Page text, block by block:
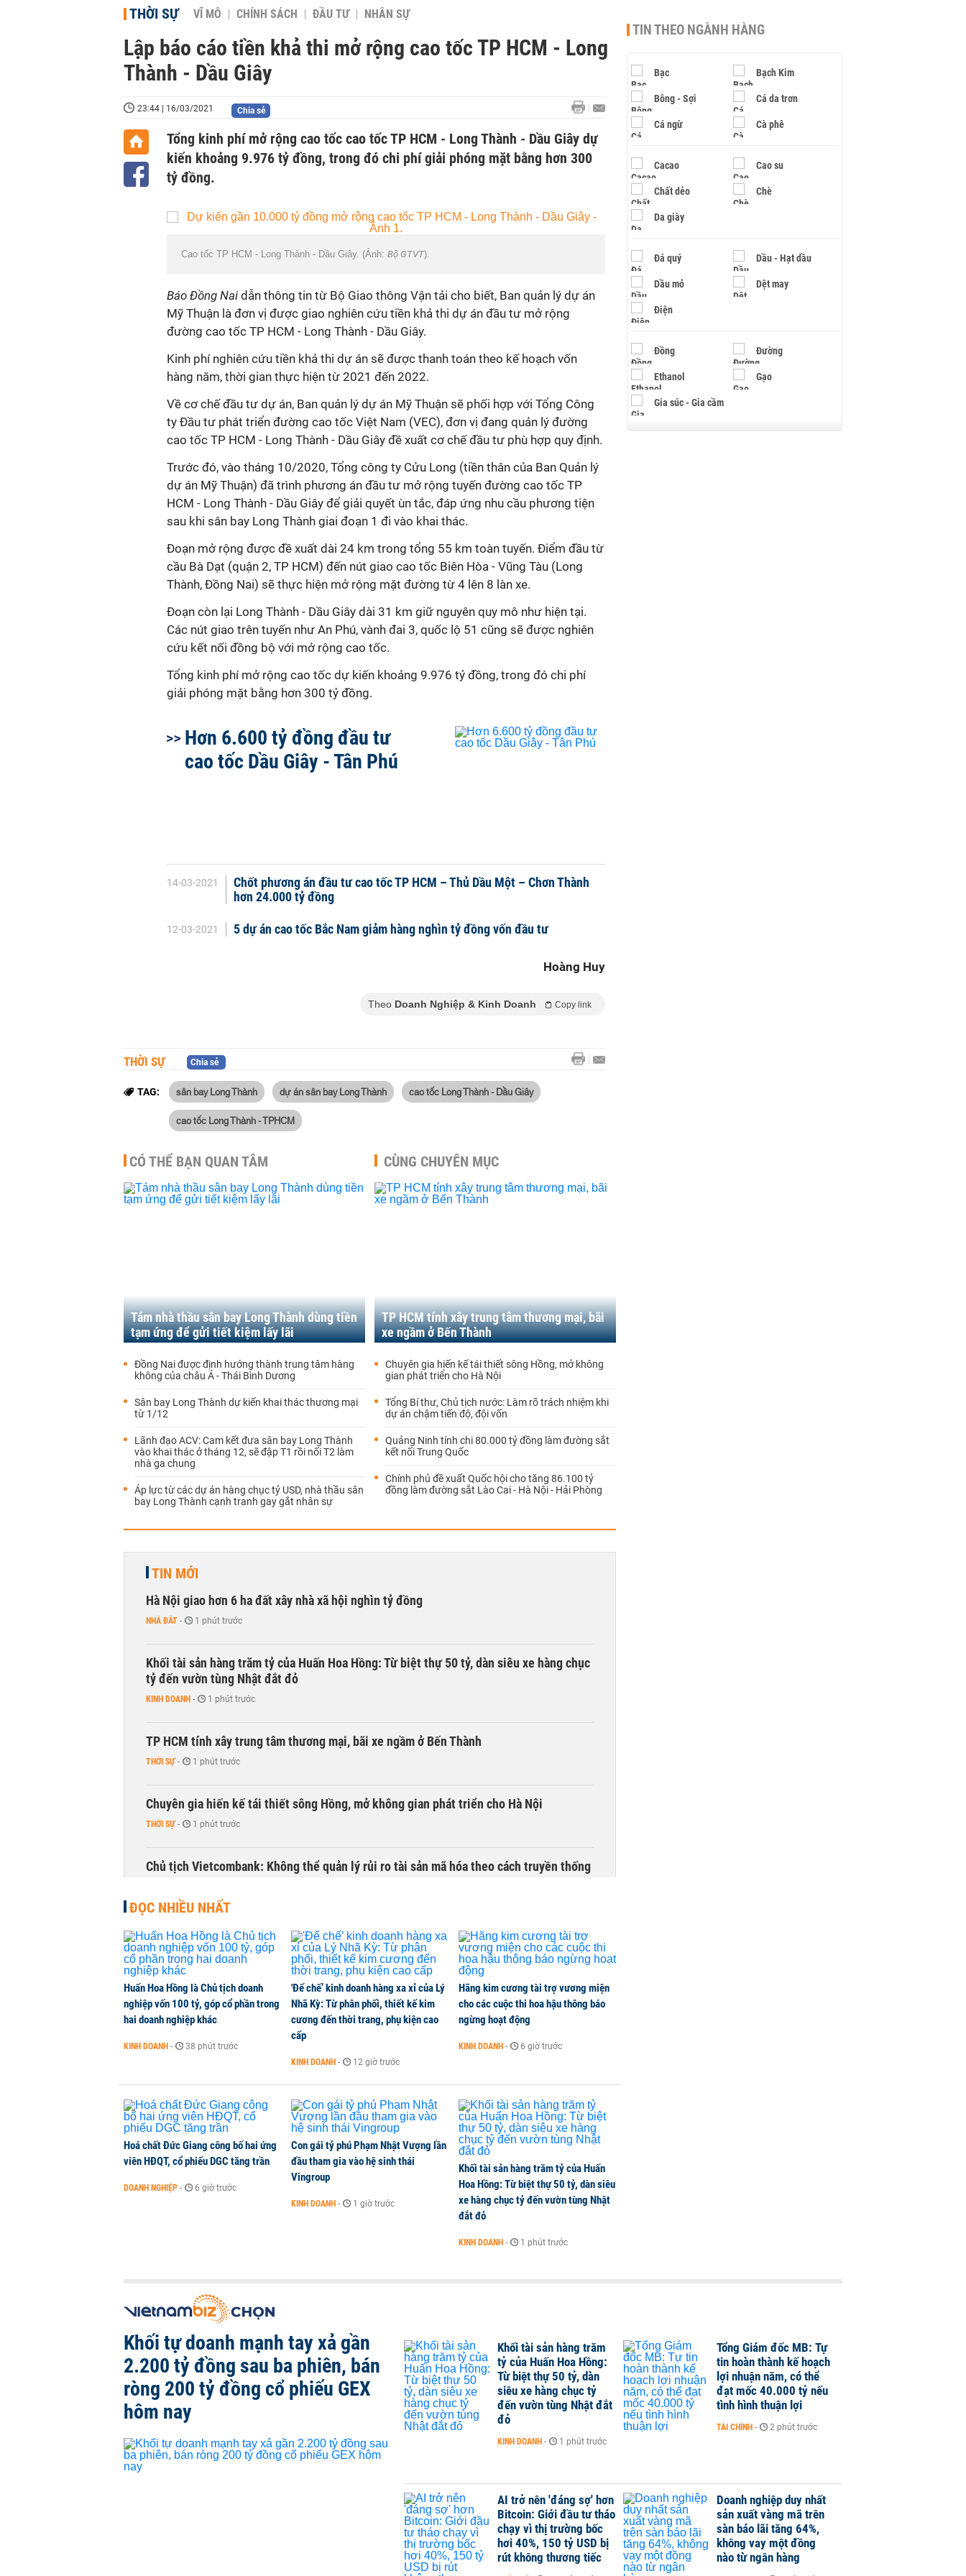
THỜI SỰ VĨ MÔ CHÍNH SÁCH ĐẦU TƯ NHÂN SỰ
Lập báo cáo tiền khả thi mở rộng cao tốc TP HCM - Long
Thành - Dầu Giây
23:44 | 16/03/2021 Chia sẻ
Tổng kinh phí mở rộng cao tốc cao tốc TP HCM - Long Thành - Dầu Giây dự
kiến khoảng 9.976 tỷ đồng, trong đó chi phí giải phóng mặt bằng hơn 300
tỷ đồng.
Cao tốc TP HCM - Long Thành - Dầu Giây. (Ảnh: Bộ GTVT).
Báo Đồng Nai dẫn thông tin từ Bộ Giao thông Vận tải cho biết, Ban quản lý dự án
Mỹ Thuận là đơn vị được giao nghiên cứu tiền khả thi dự án đầu tư mở rộng
đường cao tốc TP HCM - Long Thành - Dầu Giây.
Kinh phí nghiên cứu tiền khả thi dự án sẽ được thanh toán theo kế hoạch vốn
hàng năm, thời gian thực hiện từ 2021 đến 2022.
Về cơ chế đầu tư dự án, Ban quản lý dự án Mỹ Thuận sẽ phối hợp với Tổng Công
ty Đầu tư phát triển đường cao tốc Việt Nam (VEC), đơn vị đang quản lý đường
cao tốc TP HCM - Long Thành - Dầu Giây đề xuất cơ chế đầu tư phù hợp quy định.
Trước đó, vào tháng 10/2020, Tổng công ty Cửu Long (tiền thân của Ban Quản lý
dự án Mỹ Thuận) đã trình phương án đầu tư mở rộng tuyến đường cao tốc TP
HCM - Long Thành - Dầu Giây để giải quyết ùn tắc, đáp ứng nhu cầu phương tiện
sau khi sân bay Long Thành giai đoạn 1 đi vào khai thác.
Đoạn mở rộng được đề xuất dài 24 km trong tổng 55 km toàn tuyến. Điểm đầu từ
cầu Bà Dạt (quận 2, TP HCM) đến nút giao cao tốc Biên Hòa - Vũng Tàu (Long
Thành, Đồng Nai) sẽ thực hiện mở rộng mặt đường từ 4 lên 8 làn xe.
Đoạn còn lại Long Thành - Dầu Giây dài 31 km giữ nguyên quy mô như hiện tại.
Các nút giao trên tuyến như An Phú, vành đai 3, quốc lộ 51 cũng sẽ được nghiên
cứu kết nối đồng bộ với mở rộng cao tốc.
Tổng kinh phí mở rộng cao tốc dự kiến khoảng 9.976 tỷ đồng, trong đó chi phí
giải phóng mặt bằng hơn 300 tỷ đồng.
Hơn 6.600 tỷ đồng đầu tư
cao tốc Dầu Giây - Tân Phú
14-03-2021
Chốt phương án đầu tư cao tốc TP HCM – Thủ Dầu Một – Chơn Thành
hơn 24.000 tỷ đồng
12-03-2021 5 dự án cao tốc Bắc Nam giảm hàng nghìn tỷ đồng vốn đầu tư
Hoàng Huy
Theo Doanh Nghiệp & Kinh Doanh Copy link
THỜI SỰ Chia sẻ
TAG: sân bay Long Thành dự án sân bay Long Thành cao tốc Long Thành - Dầu Giây
cao tốc Long Thành - TPHCM
CÓ THỂ BẠN QUAN TÂM
Tám nhà thầu sân bay Long Thành dùng tiền
tạm ứng để gửi tiết kiệm lấy lãi
Đồng Nai được định hướng thành trung tâm hàng
không của châu Á - Thái Bình Dương
Sân bay Long Thành dự kiến khai thác thương mại
từ 1/12
Lãnh đạo ACV: Cam kết đưa sân bay Long Thành
vào khai thác ở tháng 12, sẽ đập T1 rồi nối T2 làm
nhà ga chung
Áp lực từ các dự án hàng chục tỷ USD, nhà thầu sân
bay Long Thành cạnh tranh gay gắt nhân sự
CÙNG CHUYÊN MỤC
TP HCM tính xây trung tâm thương mại, bãi
xe ngầm ở Bến Thành
Chuyên gia hiến kế tái thiết sông Hồng, mở không
gian phát triển cho Hà Nội
Tổng Bí thư, Chủ tịch nước: Làm rõ trách nhiệm khi
dự án chậm tiến độ, đội vốn
Quảng Ninh tính chi 80.000 tỷ đồng làm đường sắt
kết nối Trung Quốc
Chính phủ đề xuất Quốc hội cho tăng 86.100 tỷ
đồng làm đường sắt Lào Cai - Hà Nội - Hải Phòng
TIN MỚI
Hà Nội giao hơn 6 ha đất xây nhà xã hội nghìn tỷ đồng
NHÀ ĐẤT - 1 phút trước
Khối tài sản hàng trăm tỷ của Huấn Hoa Hồng: Từ biệt thự 50 tỷ, dàn siêu xe hàng chục
tỷ đến vườn tùng Nhật đắt đỏ
KINH DOANH - 1 phút trước
TP HCM tính xây trung tâm thương mại, bãi xe ngầm ở Bến Thành
THỜI SỰ - 1 phút trước
Chuyên gia hiến kế tái thiết sông Hồng, mở không gian phát triển cho Hà Nội
THỜI SỰ - 1 phút trước
Chủ tịch Vietcombank: Không thể quản lý rủi ro tài sản mã hóa theo cách truyền thống
ĐỌC NHIỀU NHẤT
Huấn Hoa Hồng là Chủ tịch doanh
nghiệp vốn 100 tỷ, góp cổ phần trong
hai doanh nghiệp khác
KINH DOANH - 38 phút trước
'Đế chế’ kinh doanh hàng xa xỉ của Lý
Nhã Kỳ: Từ phân phối, thiết kế kim
cương đến thời trang, phụ kiện cao
cấp
KINH DOANH - 12 giờ trước
Hãng kim cương tài trợ vương miện
cho các cuộc thi hoa hậu thông báo
ngừng hoạt động
KINH DOANH - 6 giờ trước
Hoá chất Đức Giang công bố hai ứng
viên HĐQT, cổ phiếu DGC tăng trần
DOANH NGHIỆP - 6 giờ trước
Con gái tỷ phú Phạm Nhật Vượng lần
đầu tham gia vào hệ sinh thái
Vingroup
KINH DOANH - 1 giờ trước
Khối tài sản hàng trăm tỷ của Huấn
Hoa Hồng: Từ biệt thự 50 tỷ, dàn siêu
xe hàng chục tỷ đến vườn tùng Nhật
đắt đỏ
KINH DOANH - 1 phút trước
TIN THEO NGÀNH HÀNG
Bạc Bạch Kim
Bông - Sợi Cá da trơn
Cá ngừ Cà phê
Cacao Cao su
Chất dẻo Chè
Da giày
Đá quý Dầu - Hạt dầu
Dầu mỏ Dệt may
Điện
Đồng Đường
Ethanol Gạo
Gia súc - Gia cầm
Khối tự doanh mạnh tay xả gần
2.200 tỷ đồng sau ba phiên, bán
ròng 200 tỷ đồng cổ phiếu GEX
hôm nay
Khối tài sản hàng trăm
tỷ của Huấn Hoa Hồng:
Từ biệt thự 50 tỷ, dàn
siêu xe hàng chục tỷ
đến vườn tùng Nhật đắt
đỏ
KINH DOANH - 1 phút trước
Tổng Giám đốc MB: Tự
tin hoàn thành kế hoạch
lợi nhuận năm, có thể
đạt mốc 40.000 tỷ nếu
tình hình thuận lợi
TÀI CHÍNH - 2 phút trước
AI trở nên 'đáng sợ' hơn
Bitcoin: Giới đầu tư tháo
chạy vì thị trường bốc
hơi 40%, 150 tỷ USD bị
rút không thương tiếc
Doanh nghiệp duy nhất
sản xuất vàng mã trên
sàn báo lãi tăng 64%,
không vay một đồng
nào từ ngân hàng